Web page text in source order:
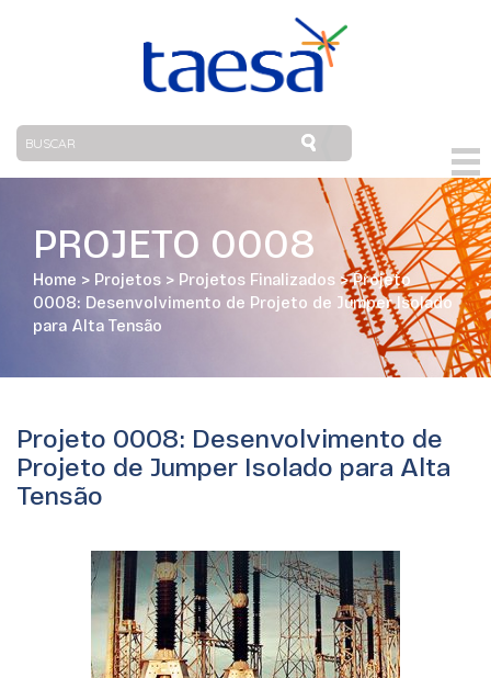
PROJETO 0008
Home > Projetos > Projetos Finalizados >Projeto
0008: Desenvolvimento de Projeto de Jumper Isolado
para Alta Tensão
Projeto 0008: Desenvolvimento de
Projeto de Jumper Isolado para Alta
Tensão